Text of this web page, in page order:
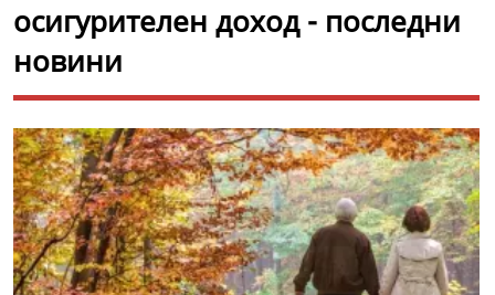
осигурителен доход - последни
новини